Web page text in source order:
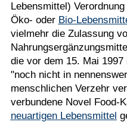
Lebensmittel)
Öko- oder Bio-
vielmehr die Zulassung
die vor dem 15. Mai
"noch nicht in
menschlichen Verzehr
verbundene Novel Food-
neuartigen Lebensmittel